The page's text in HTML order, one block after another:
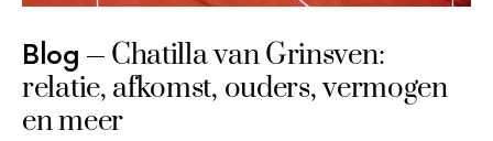
Blog
Chatilla van Grinsven:
relatie, afkomst, ouders, vermogen
en meer